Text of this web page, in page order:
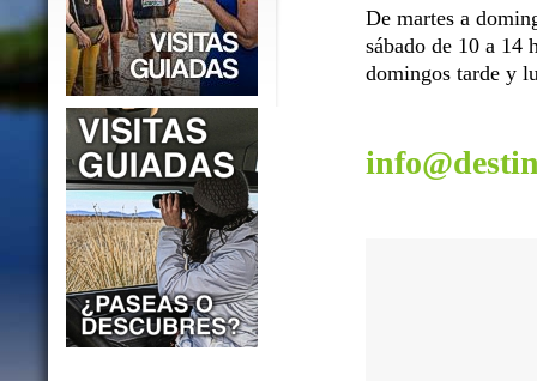
De martes a
sábado de 10 a 14
domingos tarde y